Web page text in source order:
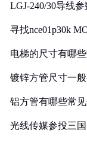
LGJ-240/30导线
寻找nce01p30k
电梯的尺寸有哪
镀锌方管尺寸一
铝方管有哪些常
光线传媒参投三